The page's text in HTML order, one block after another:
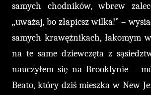
samych chodników, wbrew
„uważaj, bo złapiesz wilka!” –
samych krawężnikach, łakomym
na te same dziewczęta z
nauczyłem się na Brooklynie –
Beato, który dziś mieszka w New